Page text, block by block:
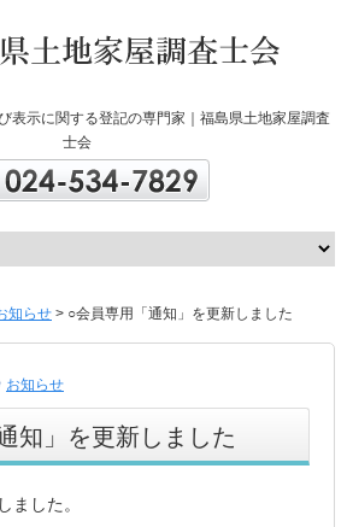
表示に関する登記の専門家｜福島県土地家屋調査
士会
知らせ > ○会員専用「通知」を更新しました
お知らせ
知」を更新しました
ました。